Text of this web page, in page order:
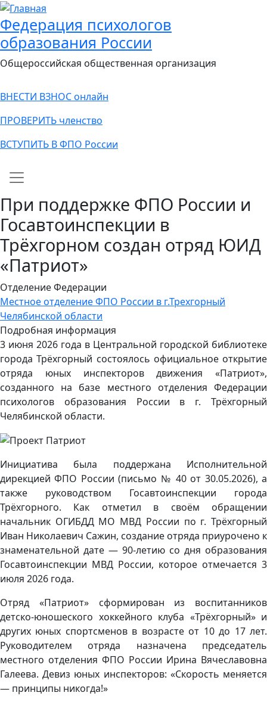
Федерация психологов
образования России
Общероссийская общественная организация
ВНЕСТИ ВЗНОС онлайн
ПРОВЕРИТЬ членство
ВСТУПИТЬ В ФПО России
Main navigation
При поддержке ФПО России и
Госавтоинспекции в
Трёхгорном создан отряд ЮИД
«Патриот»
Отделение Федерации
Местное отделение ФПО России в г.Трехгорный
Челябинской области
Подробная информация
3 июня 2026 года в Центральной городской библиотеке
города Трёхгорный состоялось официальное открытие
отряда юных инспекторов движения «Патриот»,
созданного на базе местного отделения Федерации
психологов образования России в г. Трёхгорный
Челябинской области.
Инициатива была поддержана Исполнительной
дирекцией ФПО России (письмо № 40 от 30.05.2026), а
также руководством Госавтоинспекции города
Трёхгорного. Как отметил в своём обращении
начальник ОГИБДД МО МВД России по г. Трёхгорный
Иван Николаевич Сажин, создание отряда приурочено к
знаменательной дате — 90-летию со дня образования
Госавтоинспекции МВД России, которое отмечается 3
июля 2026 года.
Отряд «Патриот» сформирован из воспитанников
детско-юношеского хоккейного клуба «Трёхгорный» и
других юных спортсменов в возрасте от 10 до 17 лет.
Руководителем отряда назначена председатель
местного отделения ФПО России Ирина Вячеславовна
Галеева. Девиз юных инспекторов: «Скорость меняется
— принципы никогда!»